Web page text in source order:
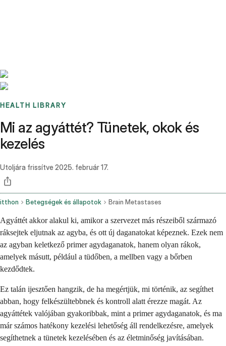
HEALTH LIBRARY
Mi az agyáttét? Tünetek, okok és
kezelés
Utoljára frissítve 2025. február 17.
itthon Betegségek és állapotok Brain Metastases
Agyáttét akkor alakul ki, amikor a szervezet más részeiből származó
ráksejtek eljutnak az agyba, és ott új daganatokat képeznek. Ezek nem
az agyban keletkező primer agydaganatok, hanem olyan rákok,
amelyek másutt, például a tüdőben, a mellben vagy a bőrben
kezdődtek.
Ez talán ijesztően hangzik, de ha megértjük, mi történik, az segíthet
abban, hogy felkészültebbnek és kontroll alatt érezze magát. Az
agyáttétek valójában gyakoribbak, mint a primer agydaganatok, és ma
már számos hatékony kezelési lehetőség áll rendelkezésre, amelyek
segíthetnek a tünetek kezelésében és az életminőség javításában.